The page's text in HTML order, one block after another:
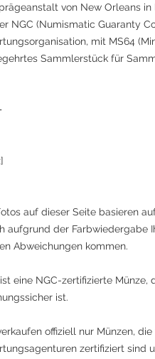
von New Orleans in
NGC (Numismatic Guaranty
mit MS64
Sammlerstück für
auf dieser Seite basieren
aufgrund der Farbwiedergabe
Abweichungen kommen.
eine NGC-zertifizierte
ist.
offiziell nur Münzen,
zertifiziert sind